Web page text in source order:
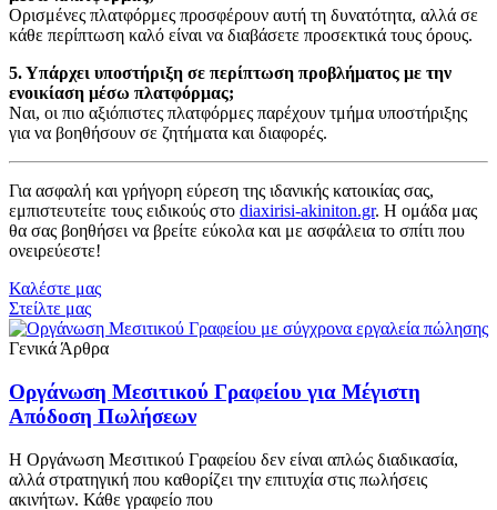
Ορισμένες πλατφόρμες προσφέρουν αυτή τη δυνατότητα, αλλά σε
κάθε περίπτωση καλό είναι να διαβάσετε προσεκτικά τους όρους.
5. Υπάρχει υποστήριξη σε περίπτωση προβλήματος με την
ενοικίαση μέσω πλατφόρμας;
Ναι, οι πιο αξιόπιστες πλατφόρμες παρέχουν τμήμα υποστήριξης
για να βοηθήσουν σε ζητήματα και διαφορές.
Για ασφαλή και γρήγορη εύρεση της ιδανικής κατοικίας σας,
εμπιστευτείτε τους ειδικούς στο diaxirisi-akiniton.gr. Η ομάδα μας
θα σας βοηθήσει να βρείτε εύκολα και με ασφάλεια το σπίτι που
ονειρεύεστε!
Καλέστε μας
Στείλτε μας
Γενικά Άρθρα
Οργάνωση Μεσιτικού Γραφείου για Μέγιστη
Απόδοση Πωλήσεων
Η Οργάνωση Μεσιτικού Γραφείου δεν είναι απλώς διαδικασία,
αλλά στρατηγική που καθορίζει την επιτυχία στις πωλήσεις
ακινήτων. Κάθε γραφείο που